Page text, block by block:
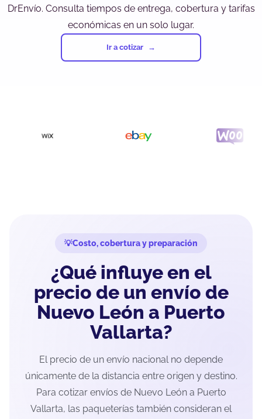
DrEnvío. Consulta tiempos de entrega, cobertura y tarifas
económicas en un solo lugar.
Ir a cotizar
Costo, cobertura y preparación
¿Qué influye en el
precio de un envío de
Nuevo León a Puerto
Vallarta?
El precio de un envío nacional no depende
únicamente de la distancia entre origen y destino.
Para cotizar envíos de Nuevo León a Puerto
Vallarta, las paqueterías también consideran el